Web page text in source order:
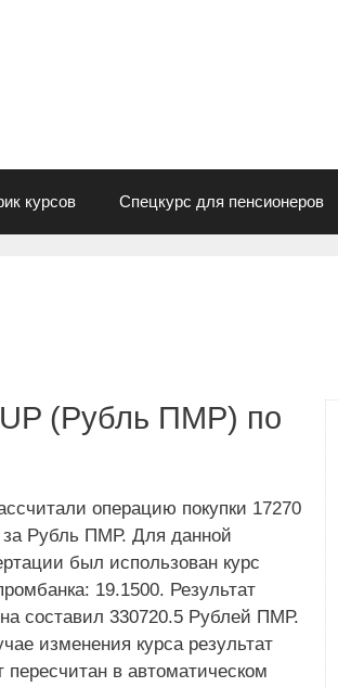
курсов Спецкурс для пенсионеров
(Рубль ПМР) по
операцию покупки 17270
за Рубль ПМР. Для данной
был использован курс
19.1500. Результат
составил 330720.5 Рублей ПМР.
изменения курса результат
пересчитан в автоматическом